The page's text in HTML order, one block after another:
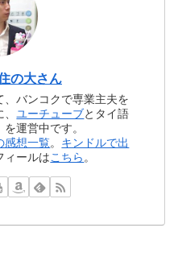
の大さん
、バンコクで専業主夫を
、ユーチューブとタイ語
を運営中です。
感想一覧。 キンドルで出
ィールはこちら。